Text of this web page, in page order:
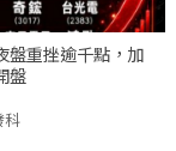
盤重挫逾千點，加
盤
科